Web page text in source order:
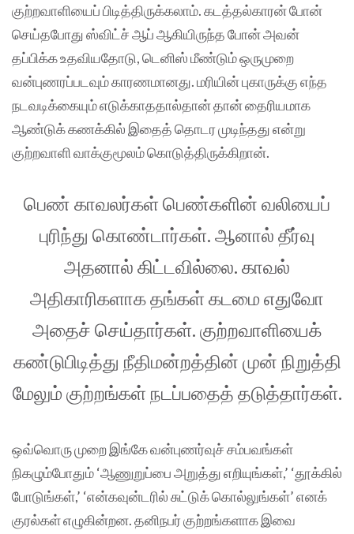
குற்றவாளியைப் பிடித்திருக்கலாம். கடத்தல்காரன் போன்
செய்தபோது ஸ்விட்ச் ஆப் ஆகியிருந்த போன் அவன்
தப்பிக்க உதவியதோடு, டெனிஸ் மீண்டும் ஒருமுறை
வன்புணரப்படவும் காரணமானது. மரியின் புகாருக்கு எந்த
நடவடிக்கையும் எடுக்காததால்தான் தான் தைரியமாக
ஆண்டுக் கணக்கில் இதைத் தொடர முடிந்தது என்று
குற்றவாளி வாக்குமூலம் கொடுத்திருக்கிறான்.
பெண் காவலர்கள் பெண்களின் வலியைப்
புரிந்து கொண்டார்கள். ஆனால் தீர்வு
அதனால் கிட்டவில்லை. காவல்
அதிகாரிகளாக தங்கள் கடமை எதுவோ
அதைச் செய்தார்கள். குற்றவாளியைக்
கண்டுபிடித்து நீதிமன்றத்தின் முன் நிறுத்தி
மேலும் குற்றங்கள் நடப்பதைத் தடுத்தார்கள்.
ஒவ்வொரு முறை இங்கே வன்புணர்வுச் சம்பவங்கள்
நிகழும்போதும் ‘ஆணுறுப்பை அறுத்து எறியுங்கள்,’ ‘தூக்கில்
போடுங்கள்,’ ‘என்கவுன்டரில் சுட்டுக் கொல்லுங்கள்’ எனக்
குரல்கள் எழுகின்றன. தனிநபர் குற்றங்களாக இவை